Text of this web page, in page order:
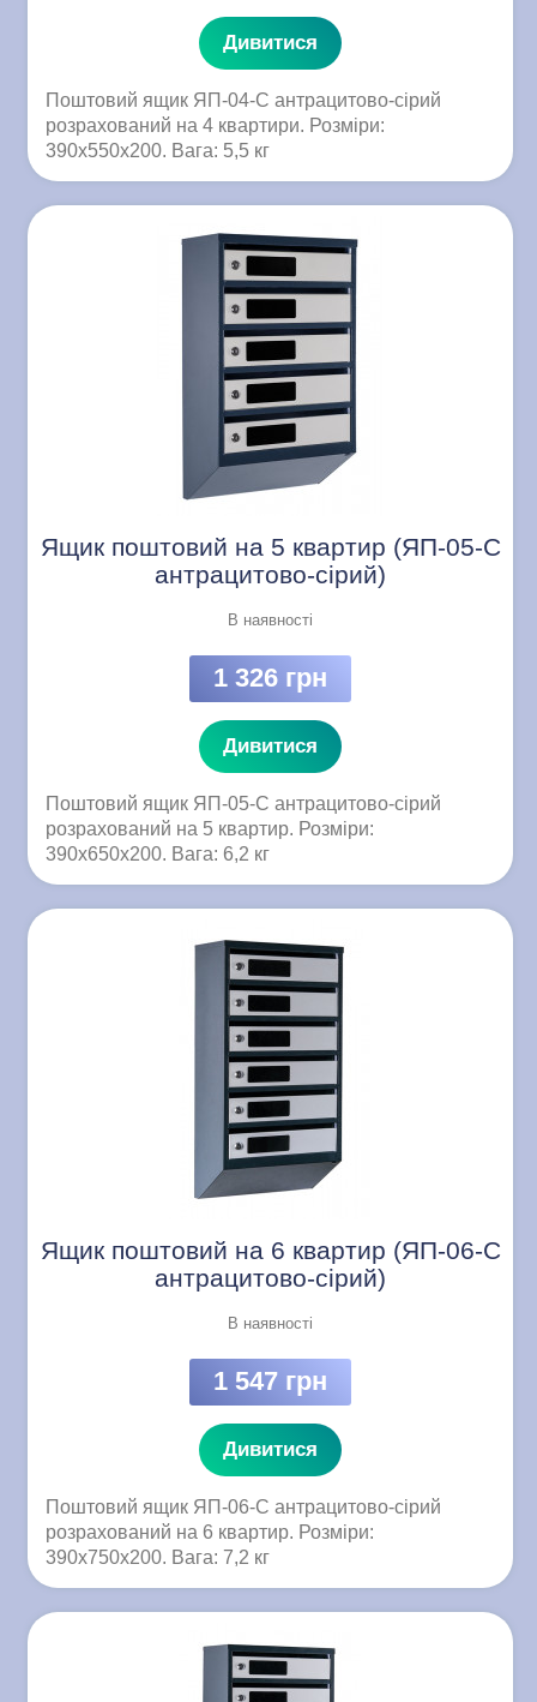
Дивитися
Поштовий ящик ЯП-04-C антрацитово-сірий
розрахований на 4 квартири. Розміри:
390x550x200. Вага: 5,5 кг
Ящик поштовий на 5 квартир (ЯП-05-C
антрацитово-сірий)
В наявності
1 326 грн
Дивитися
Поштовий ящик ЯП-05-C антрацитово-сірий
розрахований на 5 квартир. Розміри:
390x650x200. Вага: 6,2 кг
Ящик поштовий на 6 квартир (ЯП-06-C
антрацитово-сірий)
В наявності
1 547 грн
Дивитися
Поштовий ящик ЯП-06-C антрацитово-сірий
розрахований на 6 квартир. Розміри:
390x750x200. Вага: 7,2 кг